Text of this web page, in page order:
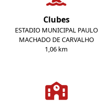
Clubes
ESTADIO MUNICIPAL PAULO
MACHADO DE CARVALHO
1,06 km